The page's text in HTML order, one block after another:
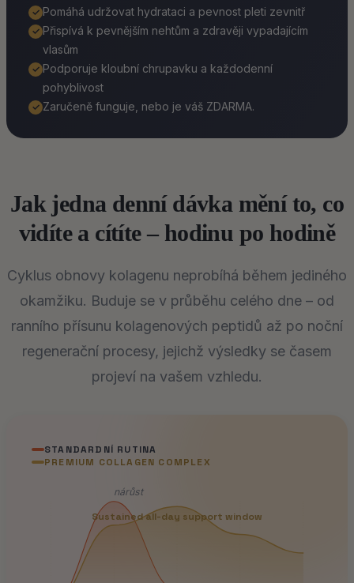
✓ Pomáhá udržovat hydrataci a pevnost pleti zevnitř
✓ Přispívá k pevnějším nehtům a zdravěji vypadajícím
vlasům
✓ Podporuje kloubní chrupavku a každodenní
pohyblivost
✓ Zaručeně funguje, nebo je váš ZDARMA.
Jak jedna denní dávka mění to, co
vidíte a cítíte – hodinu po hodině
Cyklus obnovy kolagenu neprobíhá během jediného
okamžiku. Buduje se v průběhu celého dne – od
ranního přísunu kolagenových peptidů až po noční
regenerační procesy, jejichž výsledky se časem
projeví na vašem vzhledu.
STANDARDNÍ RUTINA
PREMIUM COLLAGEN COMPLEX
nárůst
Sustained all-day support window